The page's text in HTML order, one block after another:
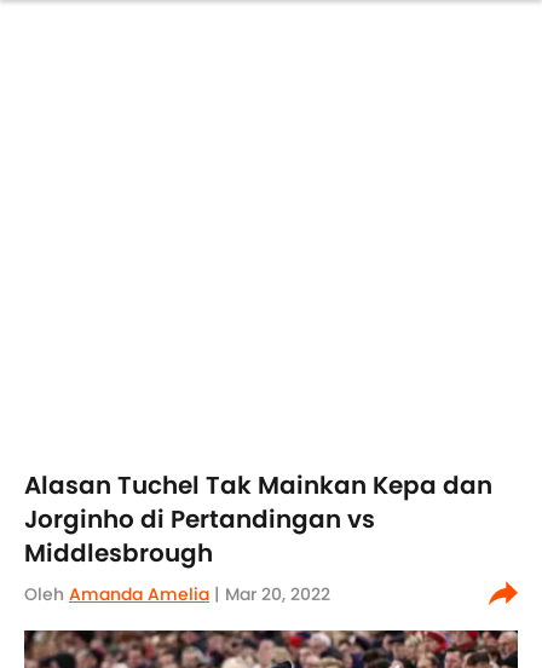
Alasan Tuchel Tak Mainkan Kepa dan
Jorginho di Pertandingan vs
Middlesbrough
Oleh Amanda Amelia | Mar 20, 2022